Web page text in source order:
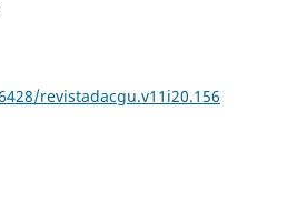
revistadacgu.v11i20.156